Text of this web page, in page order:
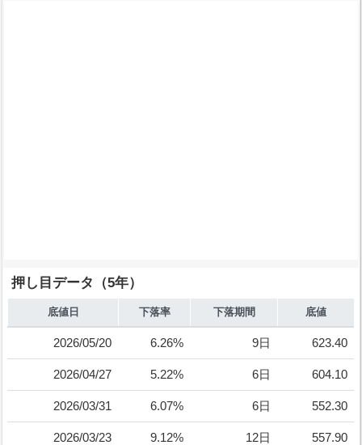
押し目データ（5年）
底値日 下落率 下落期間 底値
2026/05/20 6.26% 9日 623.40
2026/04/27 5.22% 6日 604.10
2026/03/31 6.07% 6日 552.30
2026/03/23 9.12% 12日 557.90